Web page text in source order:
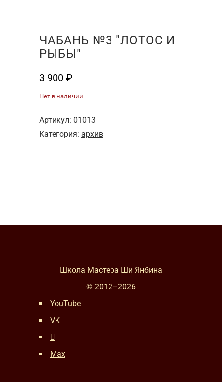
ЧАБАНЬ №3 "ЛОТОС И
РЫБЫ"
3 900 ₽
Нет в наличии
Артикул: 01013
Категория: архив
Школа Мастера Ши Янбина
© 2012–2026
YouTube
VK
Max